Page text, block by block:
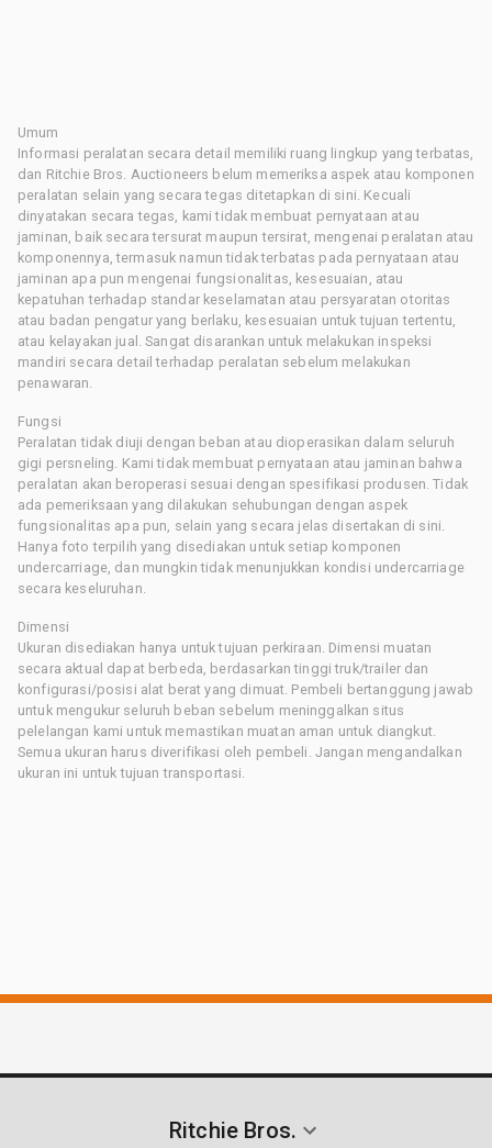
Umum
Informasi peralatan secara detail memiliki ruang lingkup yang terbatas,
dan Ritchie Bros. Auctioneers belum memeriksa aspek atau komponen
peralatan selain yang secara tegas ditetapkan di sini. Kecuali
dinyatakan secara tegas, kami tidak membuat pernyataan atau
jaminan, baik secara tersurat maupun tersirat, mengenai peralatan atau
komponennya, termasuk namun tidak terbatas pada pernyataan atau
jaminan apa pun mengenai fungsionalitas, kesesuaian, atau
kepatuhan terhadap standar keselamatan atau persyaratan otoritas
atau badan pengatur yang berlaku, kesesuaian untuk tujuan tertentu,
atau kelayakan jual. Sangat disarankan untuk melakukan inspeksi
mandiri secara detail terhadap peralatan sebelum melakukan
penawaran.
Fungsi
Peralatan tidak diuji dengan beban atau dioperasikan dalam seluruh
gigi persneling. Kami tidak membuat pernyataan atau jaminan bahwa
peralatan akan beroperasi sesuai dengan spesifikasi produsen. Tidak
ada pemeriksaan yang dilakukan sehubungan dengan aspek
fungsionalitas apa pun, selain yang secara jelas disertakan di sini.
Hanya foto terpilih yang disediakan untuk setiap komponen
undercarriage, dan mungkin tidak menunjukkan kondisi undercarriage
secara keseluruhan.
Dimensi
Ukuran disediakan hanya untuk tujuan perkiraan. Dimensi muatan
secara aktual dapat berbeda, berdasarkan tinggi truk/trailer dan
konfigurasi/posisi alat berat yang dimuat. Pembeli bertanggung jawab
untuk mengukur seluruh beban sebelum meninggalkan situs
pelelangan kami untuk memastikan muatan aman untuk diangkut.
Semua ukuran harus diverifikasi oleh pembeli. Jangan mengandalkan
ukuran ini untuk tujuan transportasi.
Ritchie Bros.